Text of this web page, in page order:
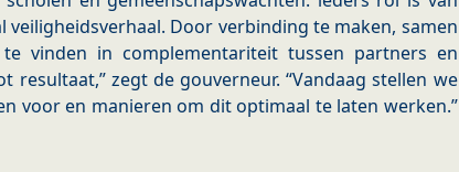
veiligheidsverhaal. Door verbinding te maken, samen
vinden in complementariteit tussen partners en
resultaat,” zegt de gouverneur. “Vandaag stellen we
voor en manieren om dit optimaal te laten werken.”